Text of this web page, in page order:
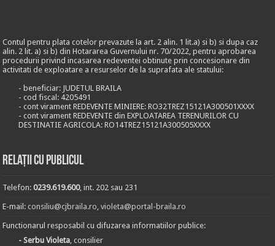
Contul pentru plata cotelor prevazute la art. 2 alin. 1 lit.a) si b) si dupa caz
alin. 2 lit. a) si b) din Hotararea Guvernului nr. 70/2022, pentru aprobarea
procedurii privind incasarea redeventei obtinute prin concesionare din
activitati de exploatare a resurselor de la suprafata ale statului:
- beneficiar: JUDETUL BRAILA
- cod fiscal: 4205491
- cont virament REDEVENTE MINIERE: RO32TREZ15121A300501XXXX
- cont virament REDEVENTE din EXPLOATAREA TERENURILOR CU
DESTINATIE AGRICOLA: RO14TREZ15121A300505XXXX
Relații cu publicul
Telefon:0239.619.600, int. 202 sau 231
E-mail:consiliu@cjbraila.ro,violeta@portal-braila.ro
Functionarul resposabil cu difuzarea informatiilor publice:
- Serbu Violeta, consilier